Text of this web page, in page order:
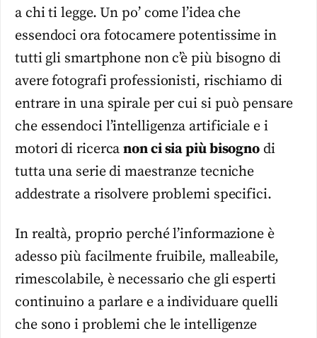
a chi ti legge. Un po’ come l’idea che
essendoci ora fotocamere potentissime in
tutti gli smartphone non c’è più bisogno di
avere fotografi professionisti, rischiamo di
entrare in una spirale per cui si può pensare
che essendoci l’intelligenza artificiale e i
motori di ricercanon ci sia più bisogno di
tutta una serie di maestranze tecniche
addestrate a risolvere problemi specifici.
In realtà, proprio perché l’informazione è
adesso più facilmente fruibile, malleabile,
rimescolabile, è necessario che gli esperti
continuino a parlare e a individuare quelli
che sono i problemi che le intelligenze